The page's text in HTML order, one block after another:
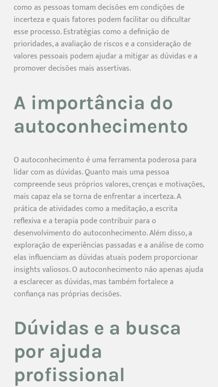
como as pessoas tomam decisões em condições de
incerteza e quais fatores podem facilitar ou dificultar
esse processo. Estratégias como a definição de
prioridades, a avaliação de riscos e a consideração de
valores pessoais podem ajudar a mitigar as dúvidas e a
promover decisões mais assertivas.
A importância do
autoconhecimento
O autoconhecimento é uma ferramenta poderosa para
lidar com as dúvidas. Quanto mais uma pessoa
compreende seus próprios valores, crenças e motivações,
mais capaz ela se torna de enfrentar a incerteza. A
prática de atividades como a meditação, a escrita
reflexiva e a terapia pode contribuir para o
desenvolvimento do autoconhecimento. Além disso, a
exploração de experiências passadas e a análise de como
elas influenciam as dúvidas atuais podem proporcionar
insights valiosos. O autoconhecimento não apenas ajuda
a esclarecer as dúvidas, mas também fortalece a
confiança nas próprias decisões.
Dúvidas e a busca
por ajuda
profissional